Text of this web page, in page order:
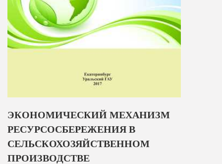
ЭКОНОМИЧЕСКИЙ МЕХАНИЗМ
РЕСУРСОСБЕРЕЖЕНИЯ В
СЕЛЬСКОХОЗЯЙСТВЕННОМ
ПРОИЗВОДСТВЕ